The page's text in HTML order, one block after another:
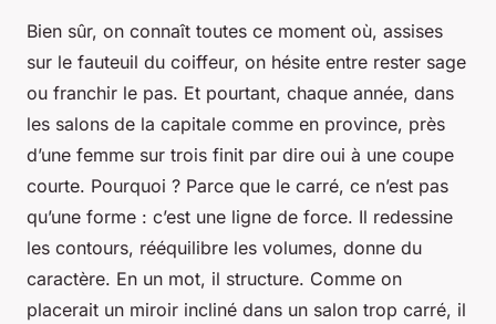
Bien sûr, on connaît toutes ce moment où, assises
sur le fauteuil du coiffeur, on hésite entre rester sage
ou franchir le pas. Et pourtant, chaque année, dans
les salons de la capitale comme en province, près
d’une femme sur trois finit par dire oui à une coupe
courte. Pourquoi ? Parce que le carré, ce n’est pas
qu’une forme : c’est une ligne de force. Il redessine
les contours, rééquilibre les volumes, donne du
caractère. En un mot, il structure. Comme on
placerait un miroir incliné dans un salon trop carré, il